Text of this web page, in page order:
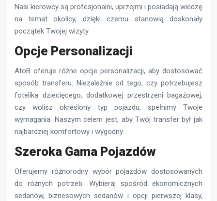
Nasi kierowcy są profesjonalni, uprzejmi i posiadają wiedzę
na temat okolicy, dzięki czemu stanowią doskonały
początek Twojej wizyty.
Opcje Personalizacji
AtoB oferuje różne opcje personalizacji, aby dostosować
sposób transferu. Niezależnie od tego, czy potrzebujesz
fotelika dziecięcego, dodatkowej przestrzeni bagażowej,
czy wolisz określony typ pojazdu, spełnimy Twoje
wymagania. Naszym celem jest, aby Twój transfer był jak
najbardziej komfortowy i wygodny.
Szeroka Gama Pojazdów
Oferujemy różnorodny wybór pojazdów dostosowanych
do różnych potrzeb. Wybieraj spośród ekonomicznych
sedanów, biznesowych sedanów i opcji pierwszej klasy,